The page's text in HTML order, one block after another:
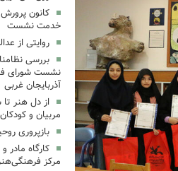
کانون
خدمت نشست
روایتی از
بررسی
نشست شورای
آذربایجان غربی
از دل هنر
مربیان و
بازپروری
کارگاه
مرکز